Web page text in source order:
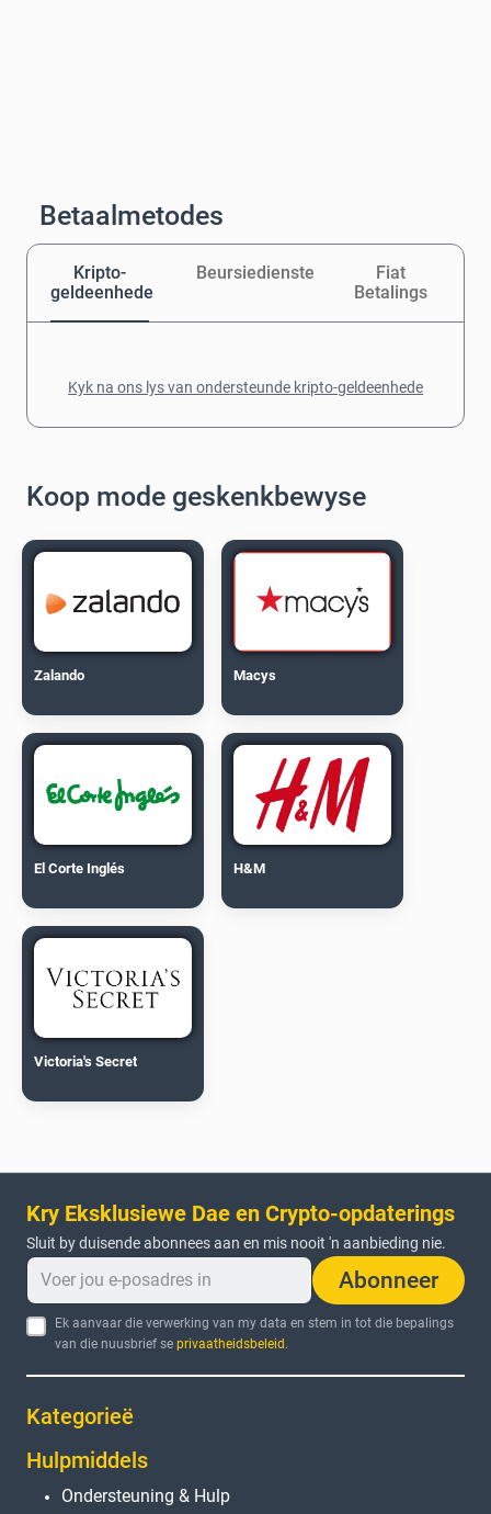
Betaalmetodes
Kripto-
geldeenhede
Beursiedienste
Fiat
Betalings
Kyk na ons lys van ondersteunde kripto-geldeenhede
Koop mode geskenkbewyse
Zalando Macys
El Corte Inglés H&M
Victoria's Secret
Kry Eksklusiewe Dae en Crypto-opdaterings
Sluit by duisende abonnees aan en mis nooit 'n aanbieding nie.
Abonneer
Ek aanvaar die verwerking van my data en stem in tot die bepalings
van die nuusbrief seprivaatheidsbeleid.
Kategorieë
Hulpmiddels
Ondersteuning & Hulp